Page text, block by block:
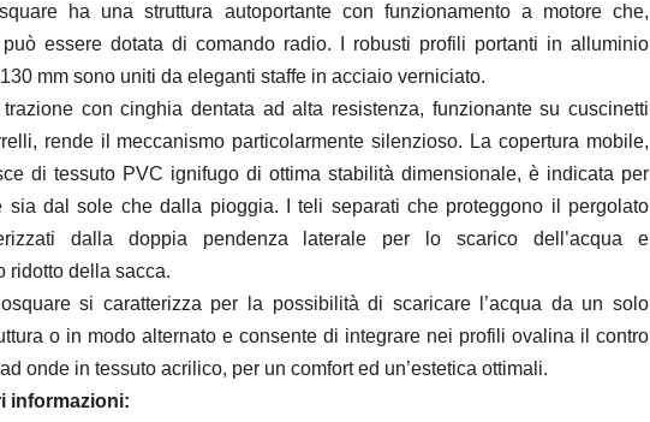
ha una struttura autoportante con funzionamento a motore che,
essere dotata di comando radio. I robusti profili portanti in alluminio
mm sono uniti da eleganti staffe in acciaio verniciato.
con cinghia dentata ad alta resistenza, funzionante su cuscinetti
rende il meccanismo particolarmente silenzioso. La copertura mobile,
di tessuto PVC ignifugo di ottima stabilità dimensionale, è indicata per
sia dal sole che dalla pioggia. I teli separati che proteggono il pergolato
dalla doppia pendenza laterale per lo scarico dell’acqua e
ridotto della sacca.
si caratterizza per la possibilità di scaricare l’acqua da un solo
o in modo alternato e consente di integrare nei profili ovalina il contro
onde in tessuto acrilico, per un comfort ed un’estetica ottimali.
informazioni: